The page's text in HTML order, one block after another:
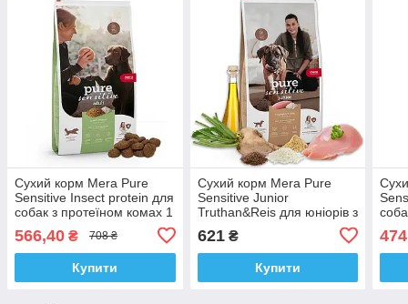
Сухий корм Mera Pure
Sensitive Insect protein для
собак з протеїном комах 1
566,40 ₴ 708 ₴
Купити
Сухий корм Mera Pure
Sensitive Junior
Truthan&Reis для юніорів з
621₴
Купити